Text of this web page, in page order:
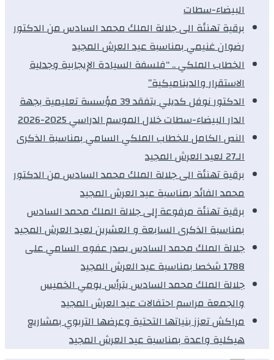
البيضاء-سطات
برقية تهنئة الى جلالة الملك محمد السادس من الدكتور
رضوان غنيمي بمناسبة عيد العرش المجيد
الخطاب الملكي .. “فلسفة السيادة الإيجابية وجدلية
الاستقرار والديناميكية”
الدكتور نوفل كديلي يتفقد 39 مؤسسة تعليمية بجهة
الدار البيضاء-سطات خلال الموسم الدراسي 2025-2026
النص الكامل للخطاب الملكي السامي بمناسبة الذكرى
الـ27 لعيد العرش المجيد
برقية تهنئة الى جلالة الملك محمد السادس من الدكتور
محمد الفائد بمناسبة عيد العرش المجيد
برقية تهنئة مرفوعة إلى جلالة الملك محمد السادس
بمناسبة الذكرى السابعة و العشرين لعيد العرش المجيد
جلالة الملك محمد السادس يصدر عفوه السامي على
1788 شخصا بمناسبة عيد العرش المجيد
جلالة الملك محمد السادس يترأس يومي الخميس
والجمعة مراسم احتفالات عيد العرش المجيد
مراكش تعزز بنياتها التحتية وعرضها التربوي بمشاريع
هيكلية واعدة بمناسبة عيد العرش المجيد